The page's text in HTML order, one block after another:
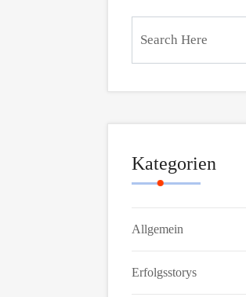
Kategorien
Allgemein
Erfolgsstorys